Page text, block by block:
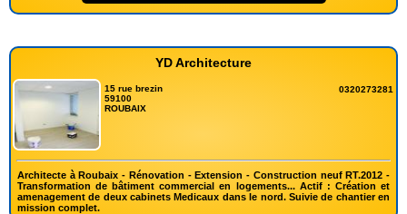
YD Architecture
15 rue brezin
59100
ROUBAIX
0320273281
Architecte à Roubaix - Rénovation - Extension - Construction neuf RT.2012 -
Transformation de bâtiment commercial en logements... Actif : Création et
amenagement de deux cabinets Medicaux dans le nord. Suivie de chantier en
mission complet.